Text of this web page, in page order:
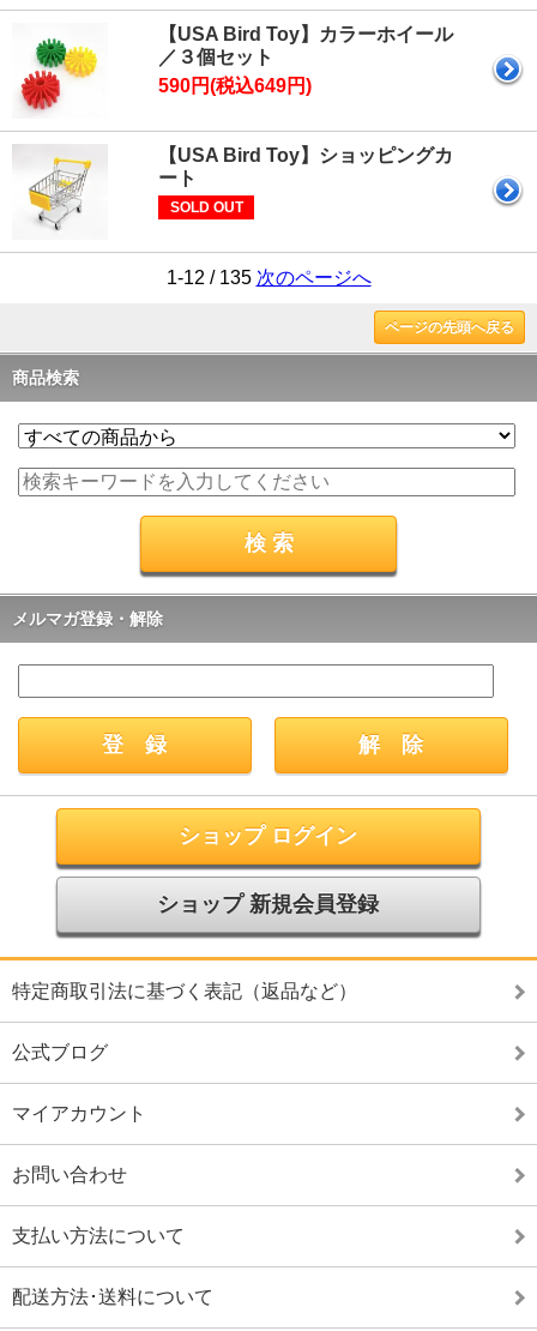
【USA Bird Toy】カラーホイール
／３個セット
590円(税込649円)
【USA Bird Toy】ショッピングカ
ート
SOLD OUT
1-12 / 135 次のページへ
ページの先頭へ戻る
商品検索
メルマガ登録・解除
ショップ ログイン
ショップ 新規会員登録
特定商取引法に基づく表記（返品など）
公式ブログ
マイアカウント
お問い合わせ
支払い方法について
配送方法･送料について